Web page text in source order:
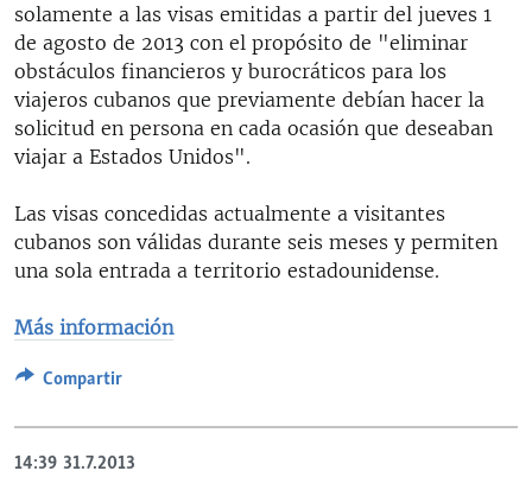
solamente a las visas emitidas a partir del jueves 1
de agosto de 2013 con el propósito de "eliminar
obstáculos financieros y burocráticos para los
viajeros cubanos que previamente debían hacer la
solicitud en persona en cada ocasión que deseaban
viajar a Estados Unidos".
Las visas concedidas actualmente a visitantes
cubanos son válidas durante seis meses y permiten
una sola entrada a territorio estadounidense.
Más información
Compartir
14:39 31.7.2013